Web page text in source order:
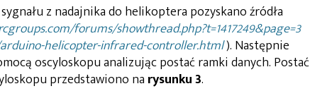
z nadajnika do helikoptera pozyskano źródła
forums/showthread.php?t=1417249&page=3
helicopter-infrared-controller.html). Następnie
oscyloskopu analizując postać ramki danych. Postać
przedstawiono na rysunku 3.